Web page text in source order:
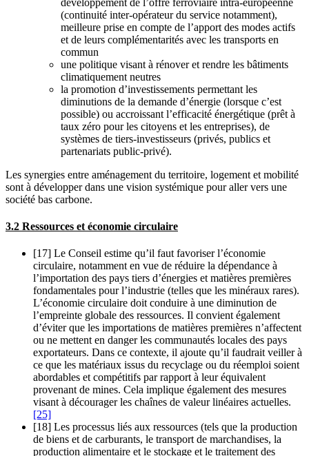
développement de l’offre ferroviaire intra-européenne
(continuité inter-opérateur du service notamment),
meilleure prise en compte de l’apport des modes actifs
et de leurs complémentarités avec les transports en
commun
une politique visant à rénover et rendre les bâtiments
climatiquement neutres
la promotion d’investissements permettant les
diminutions de la demande d’énergie (lorsque c’est
possible) ou accroissant l’efficacité énergétique (prêt à
taux zéro pour les citoyens et les entreprises), de
systèmes de tiers-investisseurs (privés, publics et
partenariats public-privé).
Les synergies entre aménagement du territoire, logement et mobilité
sont à développer dans une vision systémique pour aller vers une
société bas carbone.
3.2 Ressources et économie circulaire
[17] Le Conseil estime qu’il faut favoriser l’économie
circulaire, notamment en vue de réduire la dépendance à
l’importation des pays tiers d’énergies et matières premières
fondamentales pour l’industrie (telles que les minéraux rares).
L’économie circulaire doit conduire à une diminution de
l’empreinte globale des ressources. Il convient également
d’éviter que les importations de matières premières n’affectent
ou ne mettent en danger les communautés locales des pays
exportateurs. Dans ce contexte, il ajoute qu’il faudrait veiller à
ce que les matériaux issus du recyclage ou du réemploi soient
abordables et compétitifs par rapport à leur équivalent
provenant de mines. Cela implique également des mesures
visant à décourager les chaînes de valeur linéaires actuelles.
[25]
[18] Les processus liés aux ressources (tels que la production
de biens et de carburants, le transport de marchandises, la
production alimentaire et le stockage et le traitement des